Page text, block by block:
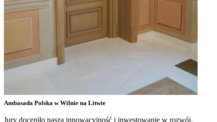
Ambasada Polska w Wilnie na Litwie
Jury doceniło naszą innowacyjność i inwestowanie w rozwój.